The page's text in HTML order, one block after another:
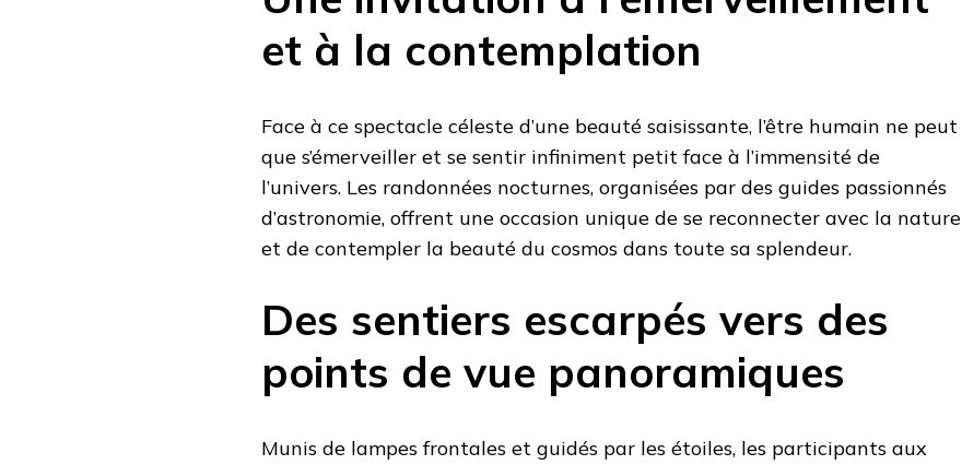
et à la contemplation
Face à ce spectacle céleste d’une beauté saisissante, l’être humain ne peut
que s’émerveiller et se sentir infiniment petit face à l’immensité de
l’univers. Les randonnées nocturnes, organisées par des guides passionnés
d’astronomie, offrent une occasion unique de se reconnecter avec la nature
et de contempler la beauté du cosmos dans toute sa splendeur.
Des sentiers escarpés vers des
points de vue panoramiques
Munis de lampes frontales et guidés par les étoiles, les participants aux